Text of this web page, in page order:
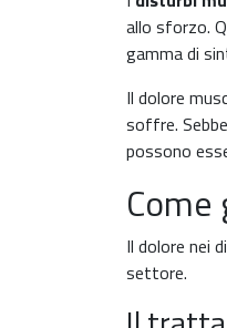
allo sforzo.
gamma di
Il dolore
soffre.
possono
Il dolore nei
settore.